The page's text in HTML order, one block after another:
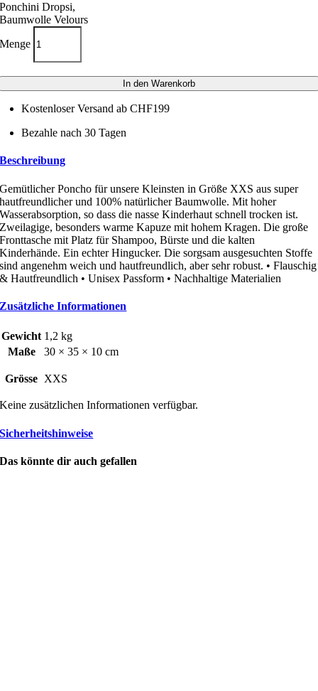
Ponchini Dropsi,
Baumwolle Velours
Menge
In den Warenkorb
Kostenloser Versand ab CHF199
Bezahle nach 30 Tagen
Beschreibung
Gemütlicher Poncho für unsere Kleinsten in Größe XXS aus super
hautfreundlicher und 100% natürlicher Baumwolle. Mit hoher
Wasserabsorption, so dass die nasse Kinderhaut schnell trocken ist.
Zweilagige, besonders warme Kapuze mit hohem Kragen. Die große
Fronttasche mit Platz für Shampoo, Bürste und die kalten
Kinderhände. Ein echter Hingucker. Die sorgsam ausgesuchten Stoffe
sind angenehm weich und hautfreundlich, aber sehr robust. • Flauschig
& Hautfreundlich • Unisex Passform • Nachhaltige Materialien
Zusätzliche Informationen
Gewicht 1,2 kg
Maße
30 × 35 × 10 cm
Grösse XXS
Keine zusätzlichen Informationen verfügbar.
Sicherheitshinweise
Das könnte dir auch gefallen